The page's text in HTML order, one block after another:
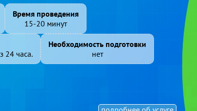
Время проведения
15-20 минут
24 часа.
Необходимость подготовки
нет